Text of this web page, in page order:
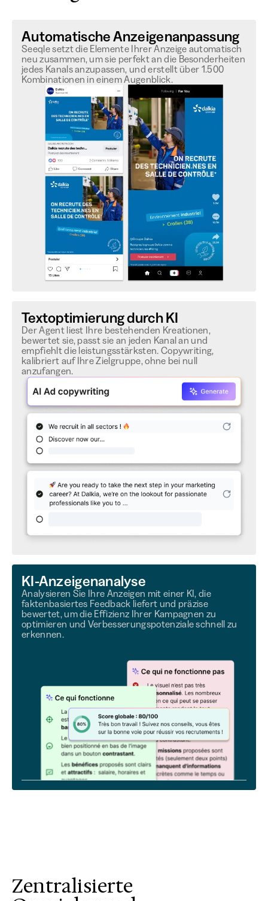
Automatische Anzeigenanpassung
Seeqle setzt die Elemente Ihrer Anzeige automatisch
neu zusammen, um sie perfekt an die Besonderheiten
jedes Kanals anzupassen, und erstellt über 1.500
Kombinationen in einem Augenblick.
Textoptimierung durch KI
Der Agent liest Ihre bestehenden Kreationen,
bewertet sie, passt sie an jeden Kanal an und
empfiehlt die leistungsstärksten. Copywriting,
kalibriert auf Ihre Zielgruppe, ohne bei null
anzufangen.
KI-Anzeigenanalyse
Analysieren Sie Ihre Anzeigen mit einer KI, die
faktenbasiertes Feedback liefert und präzise
bewertet, um die Effizienz Ihrer Kampagnen zu
optimieren und Verbesserungspotenziale schnell zu
erkennen.
Zentralisierte